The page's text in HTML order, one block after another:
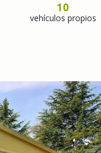
10
vehículos propios